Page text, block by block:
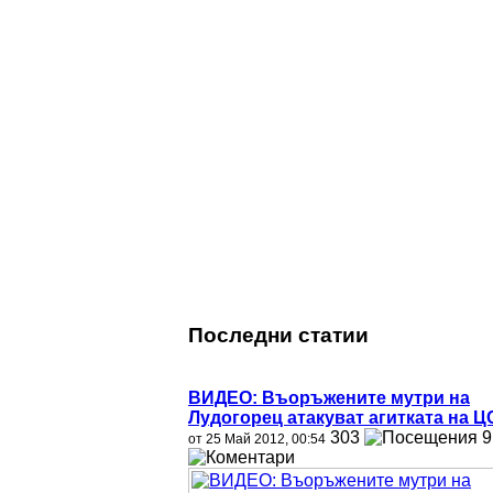
Последни статии
ВИДЕО: Въоръжените мутри на
Лудогорец атакуват агитката на
от 25 Май 2012, 00:54 303 9